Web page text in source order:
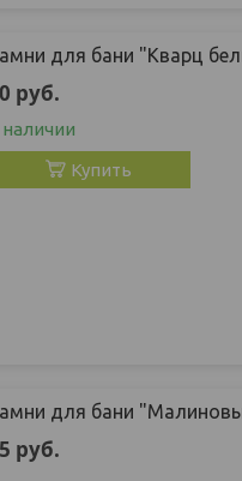
для бани "Кварц
руб.
Купить
для бани
руб.